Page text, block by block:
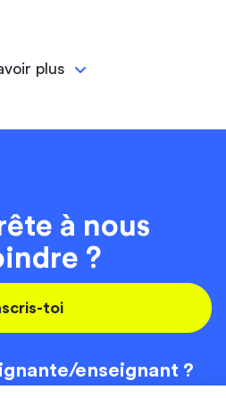
plus
à nous
?
toi
enseignant ?